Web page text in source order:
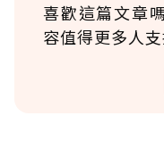
喜歡這篇文章
容值得更多人支